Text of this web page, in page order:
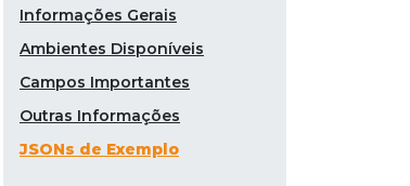
Informações Gerais
Ambientes Disponíveis
Campos Importantes
Outras Informações
JSONs de Exemplo